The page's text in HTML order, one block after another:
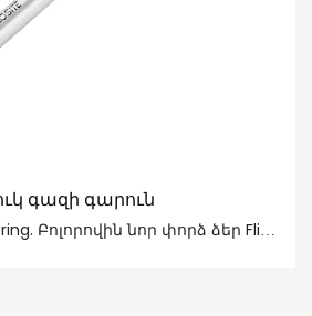
գազի գարուն
Բոլորովին նոր փորձ ձեր Flip-